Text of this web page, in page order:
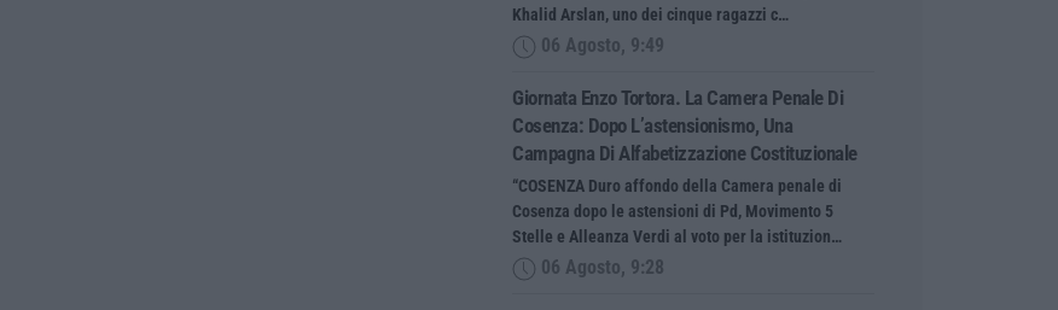
Khalid Arslan, uno dei cinque ragazzi c…
06 Agosto, 9:49
Giornata Enzo Tortora. La Camera Penale Di
Cosenza: Dopo L’astensionismo, Una
Campagna Di Alfabetizzazione Costituzionale
“COSENZA Duro affondo della Camera penale di
Cosenza dopo le astensioni di Pd, Movimento 5
Stelle e Alleanza Verdi al voto per la istituzion…
06 Agosto, 9:28